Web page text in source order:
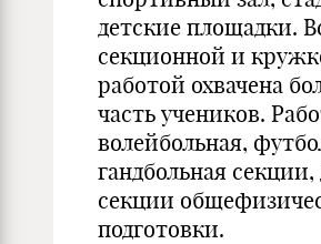
детские площадки.
секционной и
работой охвачена
часть учеников.
волейбольная,
гандбольная секции,
секции
подготовки.